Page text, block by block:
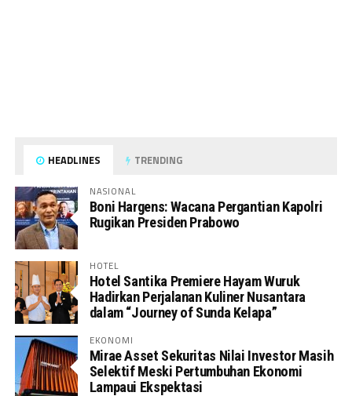
HEADLINES TRENDING
NASIONAL
Boni Hargens: Wacana Pergantian Kapolri
Rugikan Presiden Prabowo
HOTEL
Hotel Santika Premiere Hayam Wuruk
Hadirkan Perjalanan Kuliner Nusantara
dalam “Journey of Sunda Kelapa”
EKONOMI
Mirae Asset Sekuritas Nilai Investor Masih
Selektif Meski Pertumbuhan Ekonomi
Lampaui Ekspektasi